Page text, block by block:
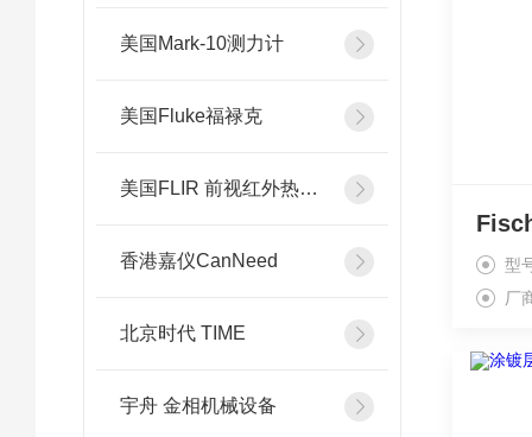
美国Mark-10测力计
美国Fluke福禄克
美国FLIR 前视红外热像系统
香港嘉仪CanNeed
北京时代 TIME
宇舟 金相机械设备
型
厂